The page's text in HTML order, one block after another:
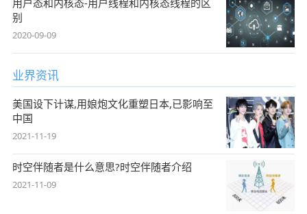
用户态和内核态-用户线程和内核态线程的区
别
2020-09-09
业界资讯
美国设下计谋,用娘炮文化重塑日本,已影响至
中国
2021-11-19
时空伴随者是什么意思?时空伴随者介绍
2021-11-09